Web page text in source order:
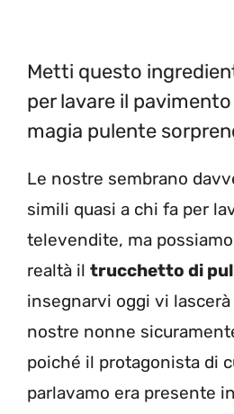
Metti questo
per lavare il
magia pulente
Le nostre sembrano
simili quasi a chi fa per
televendite, ma
realtà il trucchetto di
insegnarvi oggi vi
nostre nonne
poiché il protagonista di
parlavamo era presente